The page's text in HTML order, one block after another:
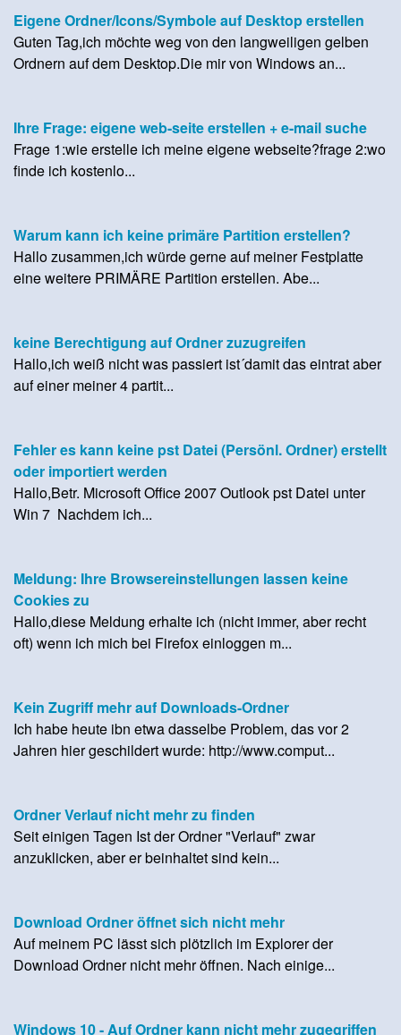
Eigene Ordner/Icons/Symbole auf Desktop erstellen
Guten Tag,ich möchte weg von den langweiligen gelben
Ordnern auf dem Desktop.Die mir von Windows an...
Ihre Frage: eigene web-seite erstellen + e-mail suche
Frage 1:wie erstelle ich meine eigene webseite?frage 2:wo
finde ich kostenlo...
Warum kann ich keine primäre Partition erstellen?
Hallo zusammen,ich würde gerne auf meiner Festplatte
eine weitere PRIMÄRE Partition erstellen. Abe...
keine Berechtigung auf Ordner zuzugreifen
Hallo,ich weiß nicht was passiert ist´damit das eintrat aber
auf einer meiner 4 partit...
Fehler es kann keine pst Datei (Persönl. Ordner) erstellt
oder importiert werden
Hallo,Betr. Microsoft Office 2007 Outlook pst Datei unter
Win 7 Nachdem ich...
Meldung: Ihre Browsereinstellungen lassen keine
Cookies zu
Hallo,diese Meldung erhalte ich (nicht immer, aber recht
oft) wenn ich mich bei Firefox einloggen m...
Kein Zugriff mehr auf Downloads-Ordner
Ich habe heute ibn etwa dasselbe Problem, das vor 2
Jahren hier geschildert wurde: http://www.comput...
Ordner Verlauf nicht mehr zu finden
Seit einigen Tagen Ist der Ordner "Verlauf" zwar
anzuklicken, aber er beinhaltet sind kein...
Download Ordner öffnet sich nicht mehr
Auf meinem PC lässt sich plötzlich im Explorer der
Download Ordner nicht mehr öffnen. Nach einige...
Windows 10 - Auf Ordner kann nicht mehr zugegriffen